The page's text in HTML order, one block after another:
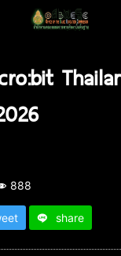
888
share